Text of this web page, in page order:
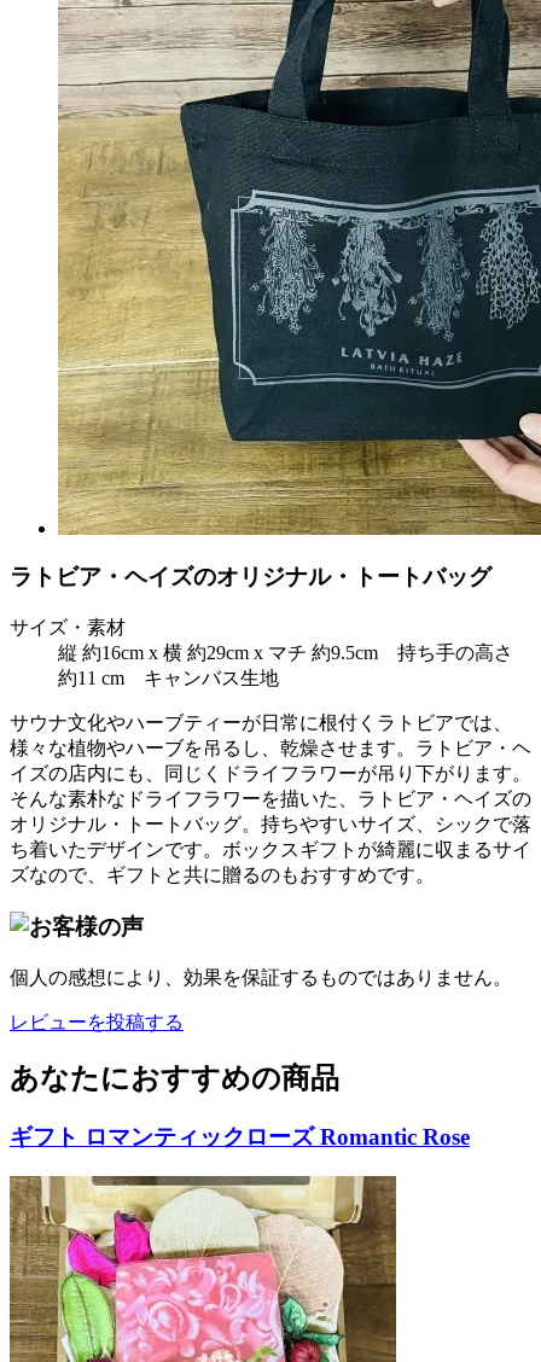
ラトビア・ヘイズのオリジナル・トートバッグ
サイズ・素材
縦 約16cm x 横 約29cm x マチ 約9.5cm 持ち手の高さ
約11 cm キャンバス生地
サウナ文化やハーブティーが日常に根付くラトビアでは、
様々な植物やハーブを吊るし、乾燥させます。ラトビア・ヘ
イズの店内にも、同じくドライフラワーが吊り下がります。
そんな素朴なドライフラワーを描いた、ラトビア・ヘイズの
オリジナル・トートバッグ。持ちやすいサイズ、シックで落
ち着いたデザインです。ボックスギフトが綺麗に収まるサイ
ズなので、ギフトと共に贈るのもおすすめです。
個人の感想により、効果を保証するものではありません。
レビューを投稿する
あなたにおすすめの商品
ギフト ロマンティックローズ Romantic Rose